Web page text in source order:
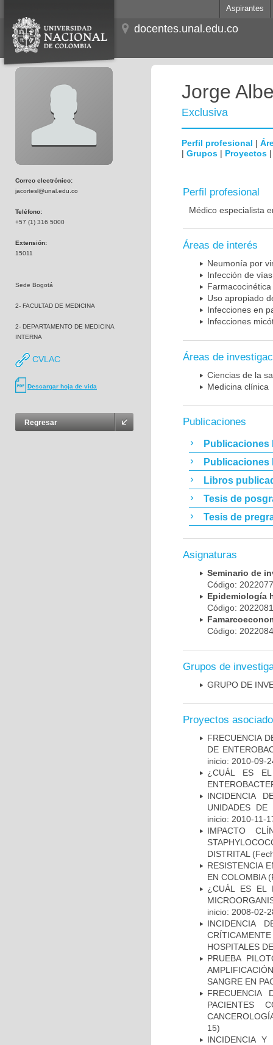
Aspirantes
docentes.unal.edu.co
Correo electrónico:
jacortesl@unal.edu.co
Teléfono:
+57 (1) 316 5000
Extensión:
15011
Sede Bogotá
2- FACULTAD DE MEDICINA
2- DEPARTAMENTO DE MEDICINA
INTERNA
CVLAC
Descargar hoja de vida
Regresar
Jorge
Exclusiva
Perfil profesional |
| Grupos | Proyectos
Perfil profesional
Médico especialista
Áreas de interés
Neumonía por
Infección de
Uso apropiado
Infecciones en
Infecciones
Áreas de
Ciencias de la
Medicina clínica
Publicaciones
Publicaciones
Publicaciones
Libros
Tesis de
Tesis de
Asignaturas
Seminario de
Código:
Epidemiología
Código:
Código:
Grupos de
GRUPO DE
Proyectos
FRECUENCIA
DE
inicio: 2010-09-
¿CUÁL ES EL
INCIDENCIA
UNIDADES DE
inicio: 2010-11-
IMPACTO
DISTRITAL
RESISTENCIA
EN COLOMBIA
¿CUÁL ES EL
inicio: 2008-02-
INCIDENCIA
HOSPITALES
PRUEBA
SANGRE EN
FRECUENCIA
PACIENTES
15)
INCIDENCIA Y